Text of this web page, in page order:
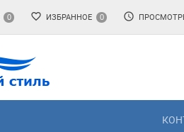
0 favorite_border ИЗБРАННОЕ 0 access_time